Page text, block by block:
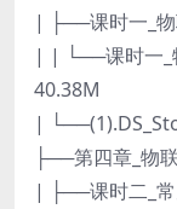
| ├──课时一_
| | └──课时一_
40.38M
|
├──第四章_物
| ├──课时二_